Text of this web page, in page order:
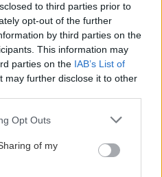
to third parties prior to
opt-out of the further
by third parties on the
This information may
parties on the IAB’s List of
may further disclose it to other
Opt Outs
of my
Προγραμματισμός
επισκέψεων στο Πάρκο
Αγωγής
05/2022
Η διάλυση των ΕΛΤΑ